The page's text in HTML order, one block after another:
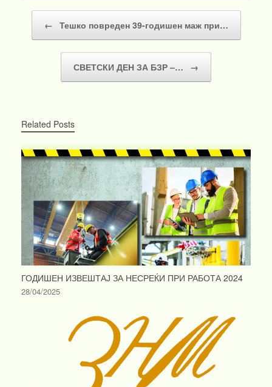
← Тешко повреден 39-годишен маж при…
СВЕТСКИ ДЕН ЗА БЗР –… →
Related Posts
ГОДИШЕН ИЗВЕШТАЈ ЗА НЕСРЕЌИ ПРИ РАБОТА 2024
28/04/2025